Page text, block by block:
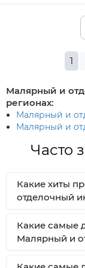
1
Малярный и
регионах:
Малярный и
Малярный и
Часто
Какие хиты
отделочный
Какие самые
Малярный и